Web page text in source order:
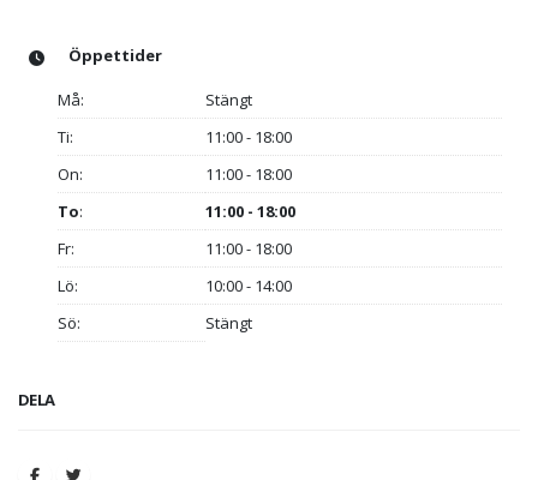
Öppettider
Må:
Stängt
Ti:
11:00 - 18:00
On:
11:00 - 18:00
To:
11:00 - 18:00
Fr:
11:00 - 18:00
Lö:
10:00 - 14:00
Sö:
Stängt
DELA